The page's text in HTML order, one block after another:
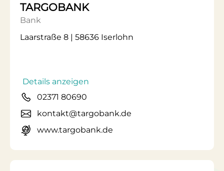
TARGOBANK
Bank
Laarstraße 8 | 58636 Iserlohn
Details anzeigen
02371 80690
kontakt@targobank.de
www.targobank.de